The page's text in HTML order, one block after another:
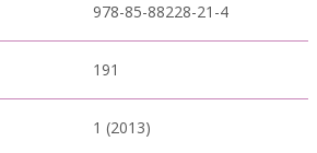
978-85-88228-21-4
191
1 (2013)